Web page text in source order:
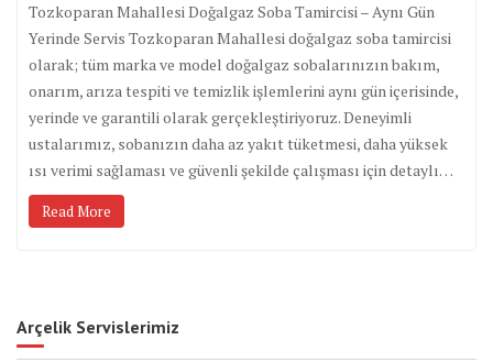
Tozkoparan Mahallesi Doğalgaz Soba Tamircisi – Aynı Gün
Yerinde Servis Tozkoparan Mahallesi doğalgaz soba tamircisi
olarak; tüm marka ve model doğalgaz sobalarınızın bakım,
onarım, arıza tespiti ve temizlik işlemlerini aynı gün içerisinde,
yerinde ve garantili olarak gerçekleştiriyoruz. Deneyimli
ustalarımız, sobanızın daha az yakıt tüketmesi, daha yüksek
ısı verimi sağlaması ve güvenli şekilde çalışması için detaylı…
Read More
Arçelik Servislerimiz